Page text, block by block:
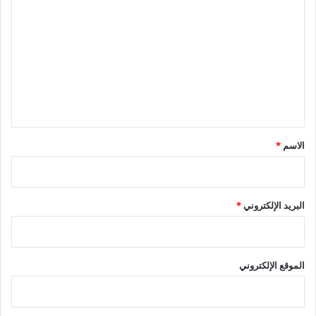
*
الاسم *
البريد الإلكتروني*
الموقع الإلكتروني